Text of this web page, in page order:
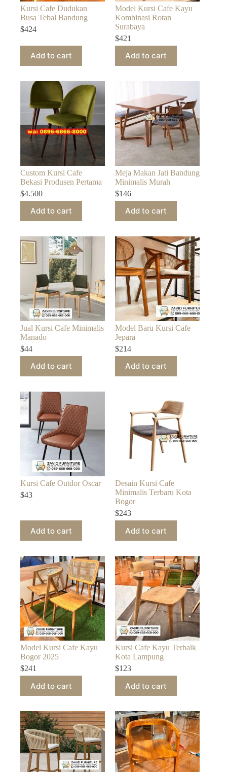
Kursi Cafe Dudukan
Busa Tebal Bandung
$424
Add to cart
Model Kursi Cafe Kayu
Kombinasi Rotan
Surabaya
$421
Add to cart
Custom Kursi Cafe
Bekasi Produsen Pertama
$4.500
Add to cart
Meja Makan Jati Bandung
Minimalis Murah
$146
Add to cart
Jual Kursi Cafe Minimalis
Manado
$44
Add to cart
Model Baru Kursi Cafe
Jepara
$214
Add to cart
Kursi Cafe Outdor Oscar
$43
Add to cart
Desain Kursi Cafe
Minimalis Terbaru Kota
Bogor
$243
Add to cart
Model Kursi Cafe Kayu
Bogor 2025
$241
Add to cart
Kursi Cafe Kayu Terbaik
Kota Lampung
$123
Add to cart